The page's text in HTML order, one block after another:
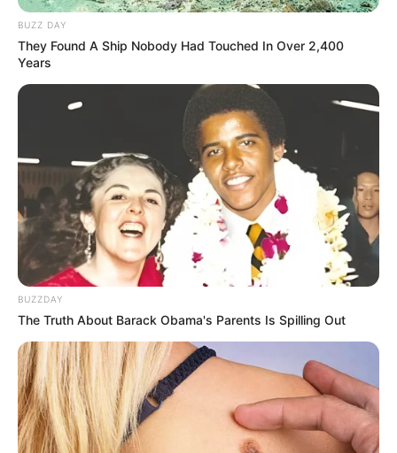
BUZZ DAY
They Found A Ship Nobody Had Touched In Over 2,400
Years
BUZZDAY
The Truth About Barack Obama's Parents Is Spilling Out